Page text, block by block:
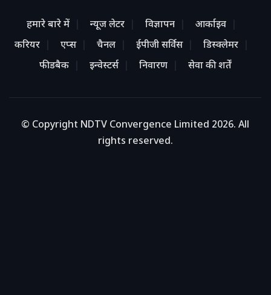
हमारे बारे में न्यूज लेटर विज्ञापन
आर्काइव
करियर
एप्स चैनल ईपीजी सर्विस
डिस्क्लेमर
फीडबैक
इन्वेस्टर्स निवारण सेवा की शर्तें
© Copyright NDTV Convergence Limited 2026. All
rights reserved.